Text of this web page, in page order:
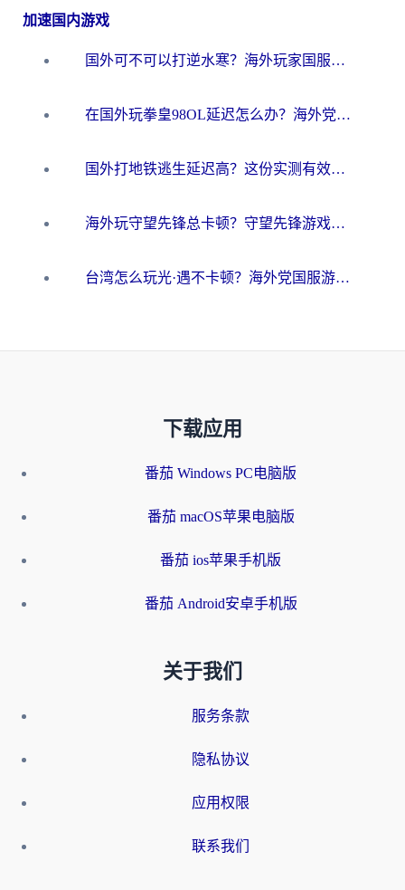
加速国内游戏
国外可不可以打逆水寒？海外玩家国服畅玩终极指南（附漫威荒野乱斗加速方案）
在国外玩拳皇98OL延迟怎么办？海外党亲测有效的低延迟指南
国外打地铁逃生延迟高？这份实测有效的低延迟指南帮你吃鸡
海外玩守望先锋总卡顿？守望先锋游戏加速器在哪里买&避坑指南（附欧洲非洲游戏实测）
台湾怎么玩光·遇不卡顿？海外党国服游戏加速终极攻略（附实测体验）
下载应用
番茄 Windows PC电脑版
番茄 macOS苹果电脑版
番茄 ios苹果手机版
番茄 Android安卓手机版
关于我们
服务条款
隐私协议
应用权限
联系我们